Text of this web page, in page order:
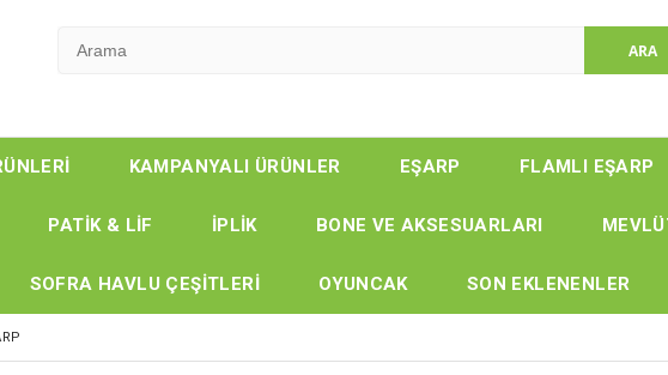
KAMPANYALI ÜRÜNLER EŞARP FLAMLI EŞARP
PATİK & LİF İPLİK BONE VE AKSESUARLARI
SOFRA HAVLU ÇEŞİTLERİ OYUNCAK SON EKLENENLER